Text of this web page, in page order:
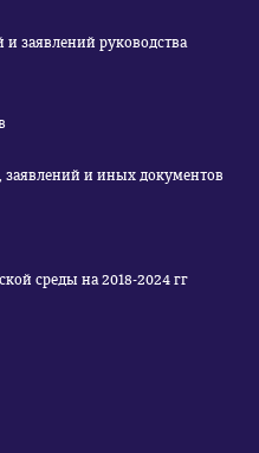
заявлений руководства
и иных документов
городской среды на 2018-2024 гг